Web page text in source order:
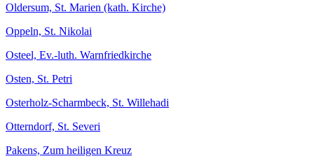
Oldersum, St. Marien (kath. Kirche)
Oppeln, St. Nikolai
Osteel, Ev.-luth. Warnfriedkirche
Osten, St. Petri
Osterholz-Scharmbeck, St. Willehadi
Otterndorf, St. Severi
Pakens, Zum heiligen Kreuz